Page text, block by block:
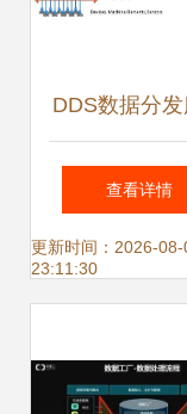
DDS数据分
构建高效可靠
据处理基
查看详情
更新时间：2026-08-
23:11:30